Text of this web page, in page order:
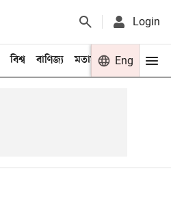
Login
বিশ্ব বাণিজ্য মতামত খেলা
Eng